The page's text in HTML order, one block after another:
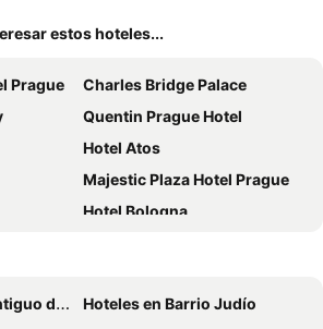
estos hoteles...
Prague
Charles Bridge Palace
Quentin Prague Hotel
Hotel Atos
Majestic Plaza Hotel Prague
Hotel Bologna
Central Hotel Prague
Praga
Hoteles en Barrio Judío